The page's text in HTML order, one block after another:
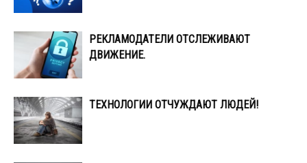
РЕКЛАМОДАТЕЛИ ОТСЛЕЖИВАЮТ
ДВИЖЕНИЕ.
ТЕХНОЛОГИИ ОТЧУЖДАЮТ ЛЮДЕЙ!